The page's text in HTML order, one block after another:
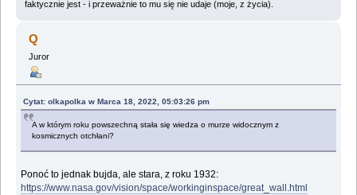
faktycznie jest - i przeważnie to mu się nie udaje (moje, z życia).
Q
Juror
Cytat: olkapolka w Marca 18, 2022, 05:03:26 pm
A w którym roku powszechną stała się wiedza o murze widocznym z
kosmicznych otchłani?
Ponoć to jednak bujda, ale stara, z roku 1932:
https://www.nasa.gov/vision/space/workinginspace/great_wall.html